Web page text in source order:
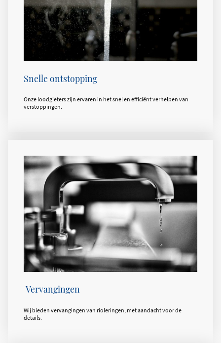
Snelle ontstopping
Onze loodgieters zijn ervaren in het snel en efficiënt verhelpen van
verstoppingen.
Vervangingen
Wij bieden vervangingen van rioleringen, met aandacht voor de
details.